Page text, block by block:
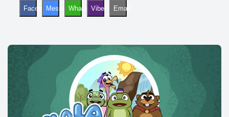
FacebookMessengerWhatsApp
Viber Email